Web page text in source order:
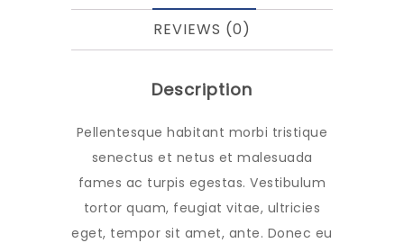
REVIEWS (0)
Description
Pellentesque habitant morbi tristique
senectus et netus et malesuada
fames ac turpis egestas. Vestibulum
tortor quam, feugiat vitae, ultricies
eget, tempor sit amet, ante. Donec eu